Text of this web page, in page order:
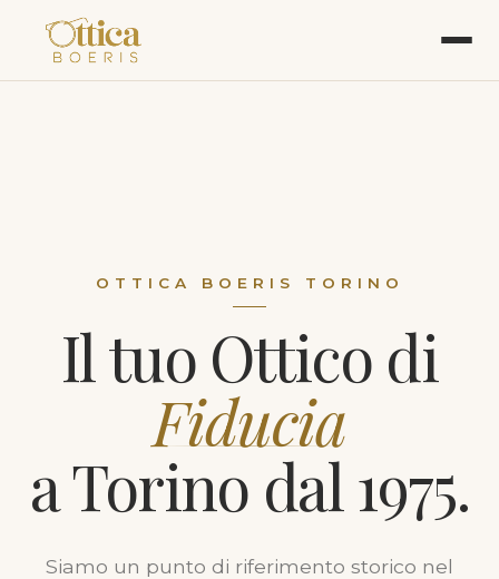
OTTICA BOERIS TORINO
Il tuo Ottico di
Fiducia
a Torino dal 1975.
Siamo un punto di riferimento storico nel